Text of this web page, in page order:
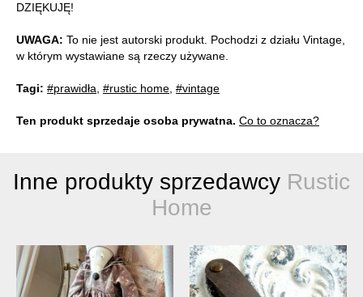
DZIĘKUJĘ!
UWAGA: To nie jest autorski produkt. Pochodzi z działu Vintage,
w którym wystawiane są rzeczy używane.
Tagi: #prawidła #rustic home #vintage
Ten produkt sprzedaje osoba prywatna. Co to oznacza?
Inne produkty sprzedawcy Rustic
Home